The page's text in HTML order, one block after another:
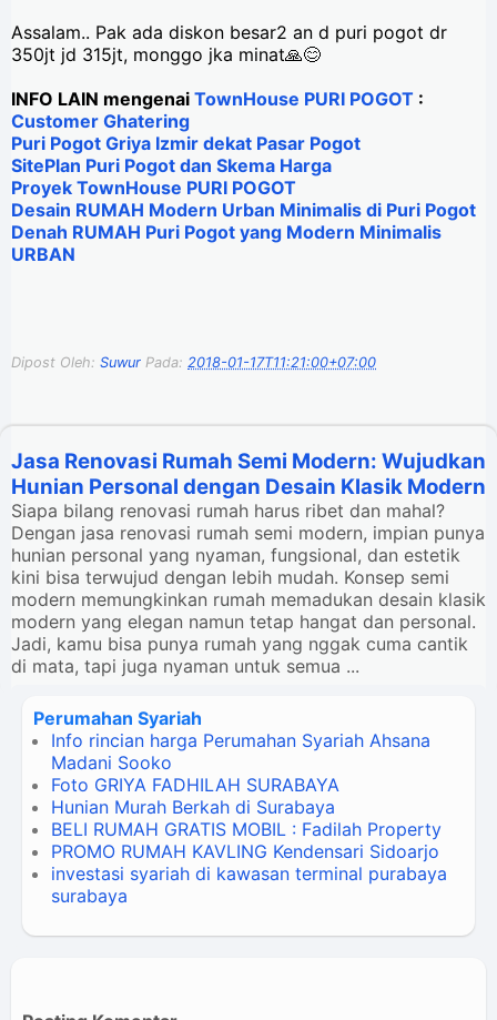
Assalam.. Pak ada diskon besar2 an d puri pogot dr
350jt jd 315jt, monggo jka minat🙏😊
INFO LAIN mengenai TownHouse PURI POGOT :
Customer Ghatering
Puri Pogot Griya Izmir dekat Pasar Pogot
SitePlan Puri Pogot dan Skema Harga
Proyek TownHouse PURI POGOT
Desain RUMAH Modern Urban Minimalis di Puri Pogot
Denah RUMAH Puri Pogot yang Modern Minimalis
URBAN
Dipost Oleh: Suwur Pada: 2018-01-17T11:21:00+07:00
Jasa Renovasi Rumah Semi Modern: Wujudkan
Hunian Personal dengan Desain Klasik Modern
Siapa bilang renovasi rumah harus ribet dan mahal?
Dengan jasa renovasi rumah semi modern, impian punya
hunian personal yang nyaman, fungsional, dan estetik
kini bisa terwujud dengan lebih mudah. Konsep semi
modern memungkinkan rumah memadukan desain klasik
modern yang elegan namun tetap hangat dan personal.
Jadi, kamu bisa punya rumah yang nggak cuma cantik
di mata, tapi juga nyaman untuk semua ...
Perumahan Syariah
Info rincian harga Perumahan Syariah Ahsana
Madani Sooko
Foto GRIYA FADHILAH SURABAYA
Hunian Murah Berkah di Surabaya
BELI RUMAH GRATIS MOBIL : Fadilah Property
PROMO RUMAH KAVLING Kendensari Sidoarjo
investasi syariah di kawasan terminal purabaya
surabaya